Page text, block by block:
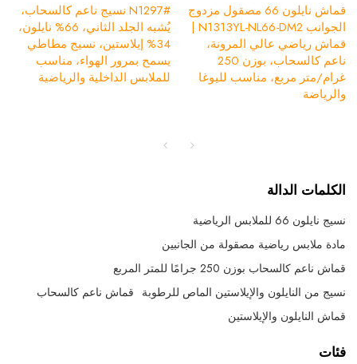
قماش نايلون 66 مصقول مزدوج
الجوانب N1313YL-NL66-DM2 |
قماش رياضي عالي المرونة،
ناعم كالسحاب، بوزن 250
غرام/متر مربع، مناسب لليوغا
والرياضة
#N1297 نسيج ناعم كالسحاب،
يُشبه الجلد الثاني، 66% نايلون،
34% إيلاستين، نسيج مطاطي
يسمح بمرور الهواء، مناسب
للملابس الداخلية والرياضية
الكلمات الدالة
نسيج نايلون 66 للملابس الرياضية
مادة ملابس رياضية مصقولة من الجانبين
قماش ناعم كالسحاب بوزن 250 جرامًا للمتر المربع
نسيج من النايلون والإيلاستين الماص للرطوبة قماش ناعم كالسحاب
قماش النايلون والإيلاستين
فئات